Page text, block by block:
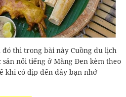
thì trong bài này Cuồng du lịch
nổi tiếng ở Măng Đen kèm theo
khi có dịp đến đây bạn nhớ